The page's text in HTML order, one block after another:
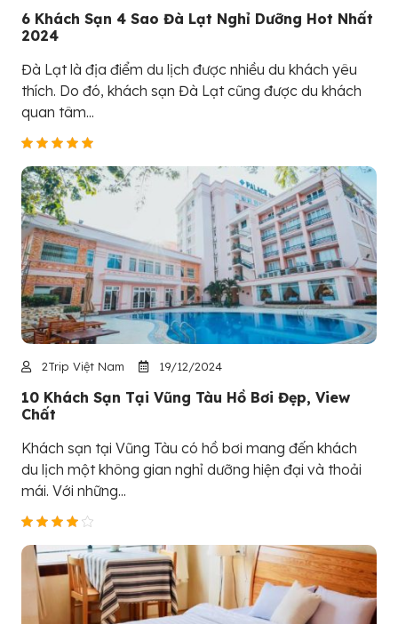
6 Khách Sạn 4 Sao Đà Lạt Nghỉ Dưỡng Hot Nhất
2024
Đà Lạt là địa điểm du lịch được nhiều du khách yêu
thích. Do đó, khách sạn Đà Lạt cũng được du khách
quan tâm...
2Trip Việt Nam 19/12/2024
10 Khách Sạn Tại Vũng Tàu Hồ Bơi Đẹp, View
Chất
Khách sạn tại Vũng Tàu có hồ bơi mang đến khách
du lịch một không gian nghỉ dưỡng hiện đại và thoải
mái. Với những...